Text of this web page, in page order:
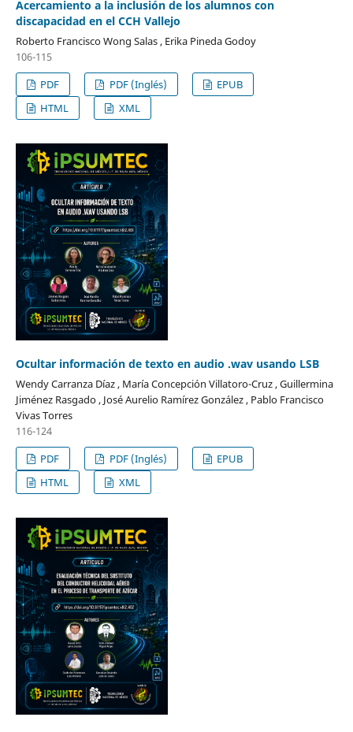
Acercamiento a la inclusión de los alumnos con
discapacidad en el CCH Vallejo
Roberto Francisco Wong Salas , Erika Pineda Godoy
106-115
PDF
PDF (Inglés)
EPUB
HTML
XML
Ocultar información de texto en audio .wav usando LSB
Wendy Carranza Díaz , María Concepción Villatoro-Cruz , Guillermina
Jiménez Rasgado , José Aurelio Ramírez González , Pablo Francisco
Vivas Torres
116-124
PDF
PDF (Inglés)
EPUB
HTML
XML